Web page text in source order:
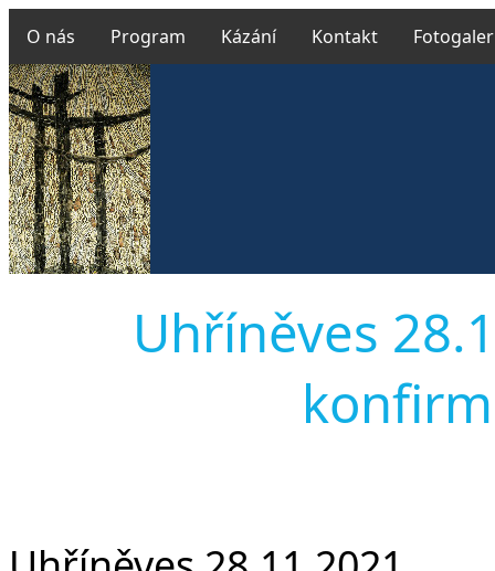
O nás Program Kázání Kontakt
Uhříněves